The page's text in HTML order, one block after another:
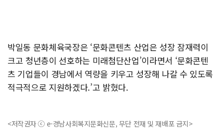
박일동 문화체육국장은 ‘문화콘텐츠 산업은 성장 잠재력이
크고 청년층이 선호하는 미래첨단산업’이라면서 ‘문화콘텐
츠 기업들이 경남에서 역량을 키우고 성장해 나갈 수 있도록
적극적으로 지원하겠다.’고 밝혔다.
<저작권자 ⓒ e-경남사회복지문화신문, 무단 전재 및 재배포 금지>